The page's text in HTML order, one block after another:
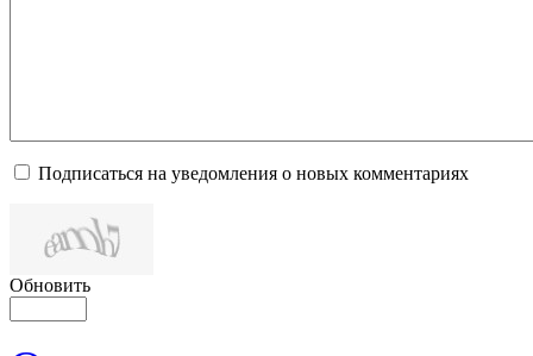
Подписаться на уведомления о новых комментариях
Обновить